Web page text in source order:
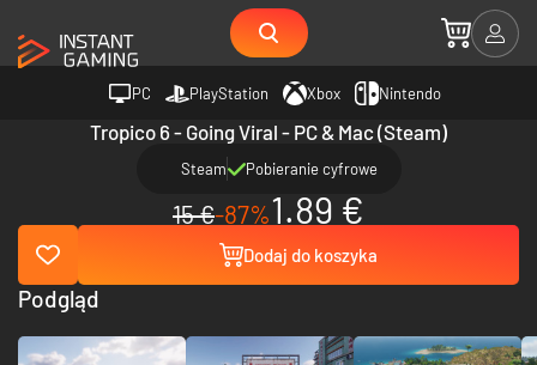
PC PlayStation Xbox Nintendo
Tropico 6 - Going Viral - PC & Mac (Steam)
Steam Pobieranie cyfrowe
15 €-87%1.89 €
Dodaj do koszyka
Podgląd